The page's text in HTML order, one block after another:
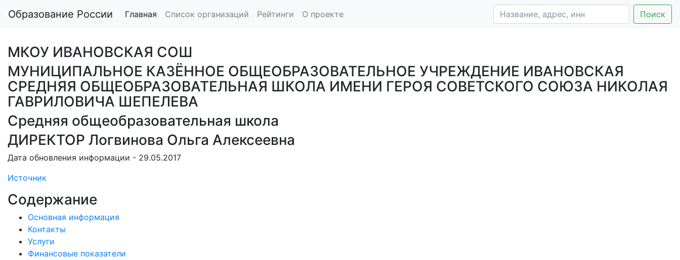
Образование России Главная Список организаций Рейтинги О проекте Поиск
МКОУ ИВАНОВСКАЯ СОШ
МУНИЦИПАЛЬНОЕ КАЗЁННОЕ ОБЩЕОБРАЗОВАТЕЛЬНОЕ УЧРЕЖДЕНИЕ ИВАНОВСКАЯ
СРЕДНЯЯ ОБЩЕОБРАЗОВАТЕЛЬНАЯ ШКОЛА ИМЕНИ ГЕРОЯ СОВЕТСКОГО СОЮЗА НИКОЛАЯ
ГАВРИЛОВИЧА ШЕПЕЛЕВА
Средняя общеобразовательная школа
ДИРЕКТОР Логвинова Ольга Алексеевна
Дата обновления информации - 29.05.2017
Источник
Содержание
Основная информация
Контакты
Услуги
Финансовые показатели